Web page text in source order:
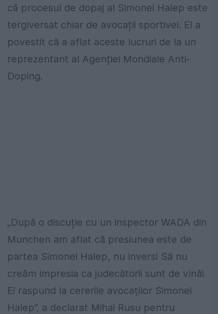
că procesul de dopaj al Simonei Halep este
tergiversat chiar de avocații sportivei. El a
povestit că a aflat aceste lucruri de la un
reprezentant al Agenției Mondiale Anti-
Doping.
„După o discuție cu un inspector WADA din
Munchen am aflat că presiunea este de
partea Simonei Halep, nu invers! Să nu
creăm impresia ca judecătorii sunt de vină!
Ei raspund la cererile avocaților Simonei
Halep”, a declarat Mihai Rusu pentru